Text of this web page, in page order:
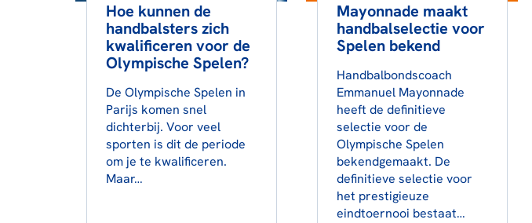
Hoe kunnen de
handbalsters zich
kwalificeren voor de
Olympische Spelen?
De Olympische Spelen in
Parijs komen snel
dichterbij. Voor veel
sporten is dit de periode
om je te kwalificeren.
Maar…
Mayonnade maakt
handbalselectie voor
Spelen bekend
Handbalbondscoach
Emmanuel Mayonnade
heeft de definitieve
selectie voor de
Olympische Spelen
bekendgemaakt. De
definitieve selectie voor
het prestigieuze
eindtoernooi bestaat…